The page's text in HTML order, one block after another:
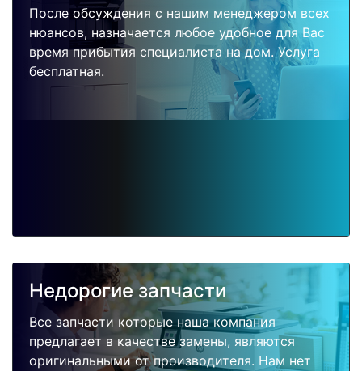
После обсуждения с нашим менеджером всех
нюансов, назначается любое удобное для Вас
время прибытия специалиста на дом. Услуга
бесплатная.
Недорогие запчасти
Все запчасти которые наша компания
предлагает в качестве замены, являются
оригинальными от производителя. Нам нет